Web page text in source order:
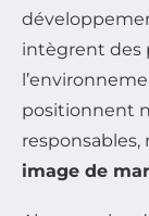
intègrent des
positionnent
image de